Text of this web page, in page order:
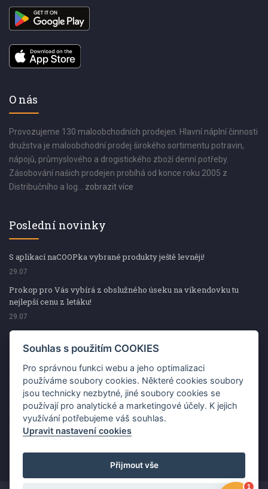
O nás
Provozujeme 130 maloobchodních prodejen. Hlavní náplní činnosti
družstva je maloobchodní prodej širokého sortimentu potravin,
nápojů, průmyslového a drogistického zboží denní potřeby.
Zásobování našich prodejen probíhá od konce roku 2005 z
Distribučního a log... zobrazit více
Poslední novinky
S aplikací naCOOPka vybrané produkty ještě levněji!
29.07
Prokop pro Vás vybírá z obslužného úseku na víkendovku tu
nejlepší cenu z letáku!
29.07
Prokop pro Vás vybírá z obslužného úseku na víkendovku tu
nejlepší cenu z letáku!
Kup špekáčky od Váhaly a vyhraj s naCOOPkou sekerku Fiskars
29.07
Prokop pro Vás vybírá na víkendovku ty nejlepší ceny z letáku!
29.07
Souhlas s použitím COOKIES
Pro správnou funkci webu a jeho optimalizaci
používáme soubory cookies. Některé cookies soubory
jsou technicky nezbytné, jiné soubory cookies se
používají pro analytické a marketingové účely. K jejich
využívání potřebujeme váš souhlas.
Upravit nastavení cookies
Přijmout vše